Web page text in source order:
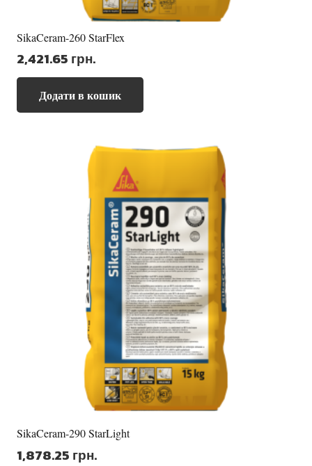
SikaCeram-260 StarFlex
2,421.65 грн.
Додати в кошик
SikaCeram-290 StarLight
1,878.25 грн.